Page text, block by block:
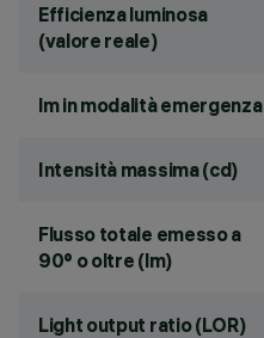
Efficienza luminosa
(valore reale)
lm in modalità emergenza
Intensità massima (cd)
Flusso totale emesso a
90° o oltre (lm)
Light output ratio (LOR)